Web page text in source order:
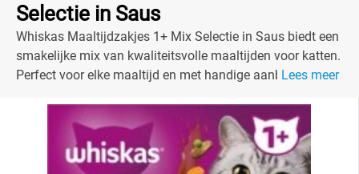
Selectie in Saus
Whiskas Maaltijdzakjes 1+ Mix Selectie in Saus biedt een
smakelijke mix van kwaliteitsvolle maaltijden voor katten.
Perfect voor elke maaltijd en met handige aanbiedingen
Lees meer